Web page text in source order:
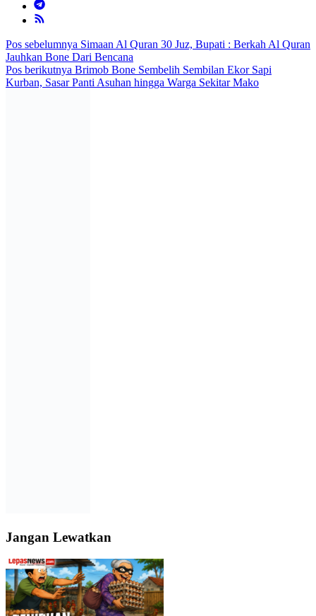
Navigasi
pos
Pos sebelumnya Simaan Al Quran 30 Juz, Bupati : Berkah Al Quran
Jauhkan Bone Dari Bencana
Pos berikutnya Brimob Bone Sembelih Sembilan Ekor Sapi
Kurban, Sasar Panti Asuhan hingga Warga Sekitar Mako
Jangan Lewatkan